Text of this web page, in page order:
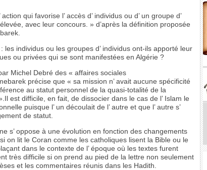
qui favorise l’ accès d’ individus ou d’ un groupe d’
avec leur concours. » d’après la définition proposée
les individus ou les groupes d’ individus ont-ils apporté leur
ou privées qui se sont manifestées en Algérie ?
Michel Debré des « affaires sociales
précise que « sa mission n’ avait aucune spécificité
au statut personnel de la quasi-totalité de la
est difficile, en fait, de dissocier dans le cas de l’ Islam le
puisque l’ un découlait de l’ autre et que l’ autre s’
de statut.
s’ oppose à une évolution en fonction des changements
on lit le Coran comme les catholiques lisent la Bible ou le
dans le contexte de l’ époque où les textes furent
très difficile si on prend au pied de la lettre non seulement
et les commentaires réunis dans les Hadith.